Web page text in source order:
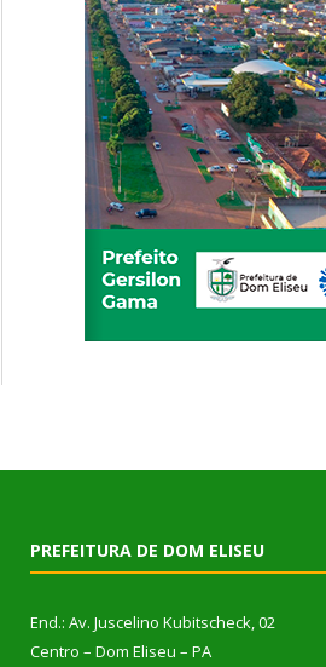
PREFEITURA DE DOM ELISEU
End.: Av. Juscelino Kubitscheck, 02
Centro – Dom Eliseu – PA